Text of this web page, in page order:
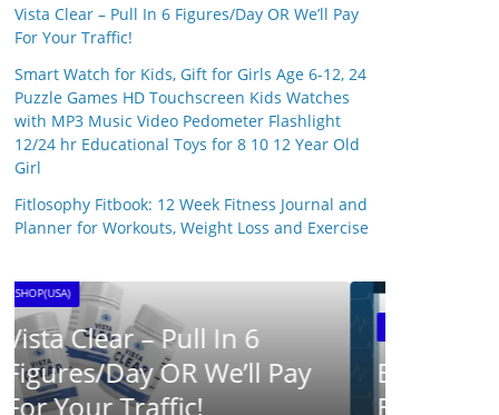
Vista Clear – Pull In 6 Figures/Day OR We’ll Pay
For Your Traffic!
Smart Watch for Kids, Gift for Girls Age 6-12, 24
Puzzle Games HD Touchscreen Kids Watches
with MP3 Music Video Pedometer Flashlight
12/24 hr Educational Toys for 8 10 12 Year Old
Girl
Fitlosophy Fitbook: 12 Week Fitness Journal and
Planner for Workouts, Weight Loss and Exercise
SHOP(USA)
BRAINWAVE CLUB ™ –
Brainwave Research UK